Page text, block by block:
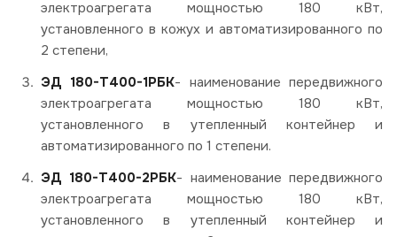
электроагрегата мощностью 180 кВт,
установленного в кожух и автоматизированного по
2 степени,
ЭД 180-Т400-1РБК- наименование передвижного
электроагрегата мощностью 180 кВт,
установленного в утепленный контейнер и
автоматизированного по 1 степени.
ЭД 180-Т400-2РБК- наименование передвижного
электроагрегата мощностью 180 кВт,
установленного в утепленный контейнер и